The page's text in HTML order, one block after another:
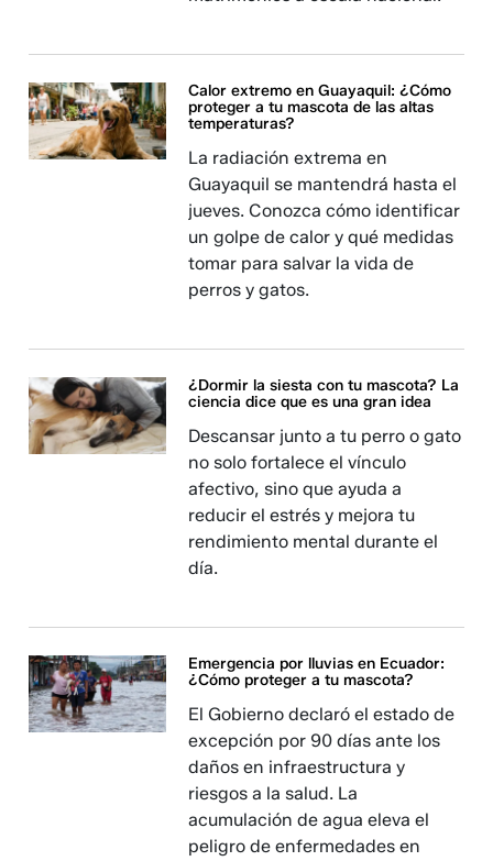
Calor extremo en Guayaquil: ¿Cómo
proteger a tu mascota de las altas
temperaturas?
La radiación extrema en
Guayaquil se mantendrá hasta el
jueves. Conozca cómo identificar
un golpe de calor y qué medidas
tomar para salvar la vida de
perros y gatos.
¿Dormir la siesta con tu mascota? La
ciencia dice que es una gran idea
Descansar junto a tu perro o gato
no solo fortalece el vínculo
afectivo, sino que ayuda a
reducir el estrés y mejora tu
rendimiento mental durante el
día.
Emergencia por lluvias en Ecuador:
¿Cómo proteger a tu mascota?
El Gobierno declaró el estado de
excepción por 90 días ante los
daños en infraestructura y
riesgos a la salud. La
acumulación de agua eleva el
peligro de enfermedades en